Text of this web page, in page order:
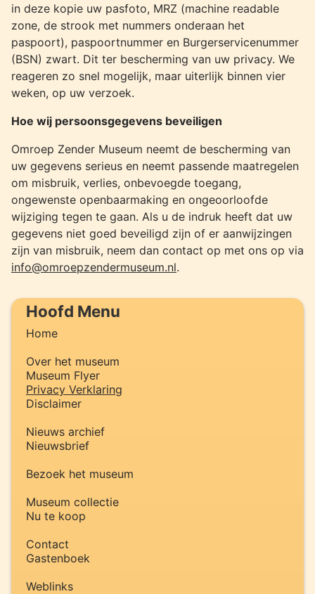
Hoofd Menu
Home
Over het museum
Museum Flyer
Privacy Verklaring
Disclaimer
Nieuws archief
Nieuwsbrief
Bezoek het museum
Museum collectie
Nu te koop
Contact
Gastenboek
Weblinks
in deze kopie uw pasfoto, MRZ (machine readable
zone, de strook met nummers onderaan het
paspoort), paspoortnummer en Burgerservicenummer
(BSN) zwart. Dit ter bescherming van uw privacy. We
reageren zo snel mogelijk, maar uiterlijk binnen vier
weken, op uw verzoek.
Hoe wij persoonsgegevens beveiligen
Omroep Zender Museum neemt de bescherming van
uw gegevens serieus en neemt passende maatregelen
om misbruik, verlies, onbevoegde toegang,
ongewenste openbaarmaking en ongeoorloofde
wijziging tegen te gaan. Als u de indruk heeft dat uw
gegevens niet goed beveiligd zijn of er aanwijzingen
zijn van misbruik, neem dan contact op met ons op via
info@omroepzendermuseum.nl.